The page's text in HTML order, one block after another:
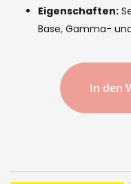
Eigenschaften:
Base, Gamma-
In den